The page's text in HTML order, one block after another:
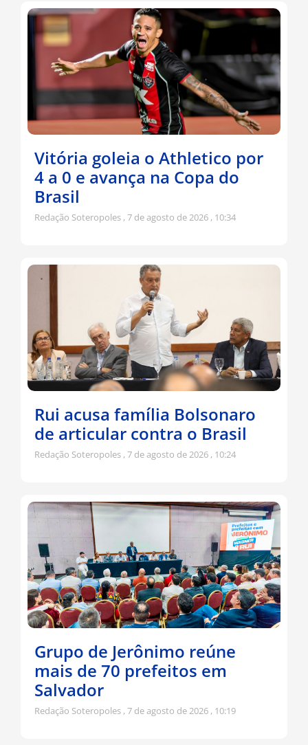
Vitória goleia o Athletico por
4 a 0 e avança na Copa do
Brasil
Redação Soteropoles 7 de agosto de 2026 10:34
Rui acusa família Bolsonaro
de articular contra o Brasil
Redação Soteropoles 7 de agosto de 2026 10:24
Grupo de Jerônimo reúne
mais de 70 prefeitos em
Salvador
Redação Soteropoles 7 de agosto de 2026 10:19